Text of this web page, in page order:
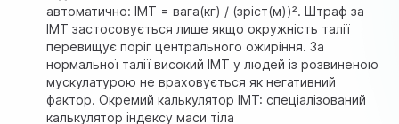
автоматично: ІМТ = вага(кг) / (зріст(м))². Штраф за
ІМТ застосовується лише якщо окружність талії
перевищує поріг центрального ожиріння. За
нормальної талії високий ІМТ у людей із розвиненою
мускулатурою не враховується як негативний
фактор. Окремий калькулятор ІМТ:спеціалізований
калькулятор індексу маси тіла